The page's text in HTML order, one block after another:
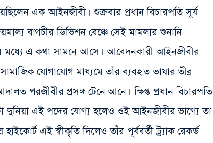
এক আইনজীবী। শুক্রবার প্রধান বিচারপতি সূর্য
বাগচীর ডিভিশন বেঞ্চে সেই মামলার শুনানি
মধ্যে এ কথা সামনে আসে। আবেদনকারী আইনজীবীর
যোগাযোগ মাধ্যমে তাঁর ব্যবহৃত ভাষার তীব্র
পরজীবীর প্রসঙ্গ টেনে আনে। ক্ষিপ্ত প্রধান বিচারপতি
দুনিয়া এই পদের যোগ্য হলেও ওই আইনজীবীর ভাগ্যে তা
এই স্বীকৃতি দিলেও তাঁর পূর্ববর্তী ট্র্যাক রেকর্ড